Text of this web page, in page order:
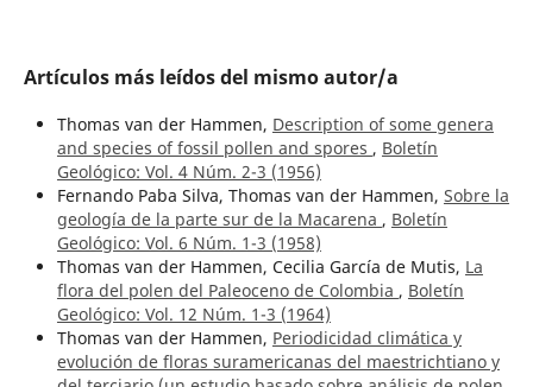
Artículos más leídos del mismo autor/a
Thomas van der Hammen, Description of some genera
and species of fossil pollen and spores , Boletín
Geológico: Vol. 4 Núm. 2-3 (1956)
Fernando Paba Silva, Thomas van der Hammen, Sobre la
geología de la parte sur de la Macarena , Boletín
Geológico: Vol. 6 Núm. 1-3 (1958)
Thomas van der Hammen, Cecilia García de Mutis, La
flora del polen del Paleoceno de Colombia , Boletín
Geológico: Vol. 12 Núm. 1-3 (1964)
Thomas van der Hammen, Periodicidad climática y
evolución de floras suramericanas del maestrichtiano y